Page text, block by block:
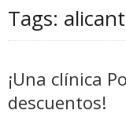
Tags:
¡Una clínica
descuentos!